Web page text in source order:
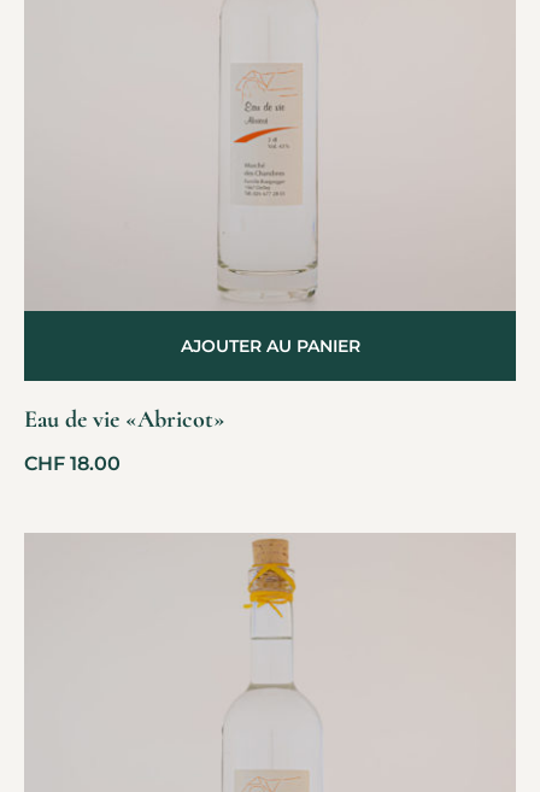
Eau de vie «Abricot»
CHF 18.00
AJOUTER AU PANIER